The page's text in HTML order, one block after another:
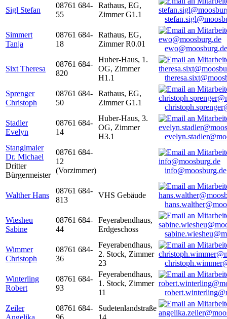
Sigl Stefan
08761 684-
55
Rathaus, EG,
Zimmer G1.1
Simmert
Tanja
08761 684-
18
Rathaus, EG,
Zimmer R0.01
ewo@moosburg.de
Sixt Theresa
08761 684-
820
Huber-Haus, 1.
OG, Zimmer
H1.1
Sprenger
Christoph
08761 684-
50
Rathaus, EG,
Zimmer G1.1
Stadler
Evelyn
08761 684-
14
Huber-Haus, 3.
OG, Zimmer
H3.1
Stanglmaier
Dr. Michael
Dritter
Bürgermeister
08761 684-
12
(Vorzimmer)
info@moosburg.de
Walther Hans
08761 684-
813
VHS Gebäude
Wiesheu
Sabine
08761 684-
44
Feyerabendhaus,
Erdgeschoss
Wimmer
Christoph
08761 684-
36
Feyerabendhaus,
2. Stock, Zimmer
23
Winterling
Robert
08761 684-
93
Feyerabendhaus,
1. Stock, Zimmer
11
Zeiler
Angelika
08761 684-
96
Sudetenlandstraße
14